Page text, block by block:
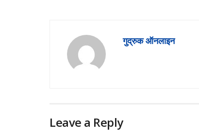
गुद्रुक ऑनलाइन
Leave a Reply